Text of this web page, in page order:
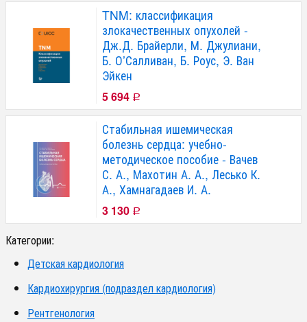
TNM: классификация
злокачественных опухолей -
Дж.Д. Брайерли, М. Джулиани,
Б. О’Салливан, Б. Роус, Э. Ван
Эйкен
5 694 Р
Стабильная ишемическая
болезнь сердца: учебно-
методическое пособие - Вачев
С. А., Махотин А. А., Лесько К.
А., Хамнагадаев И. А.
3 130 Р
Категории:
Детская кардиология
Кардиохирургия (подраздел кардиология)
Рентгенология